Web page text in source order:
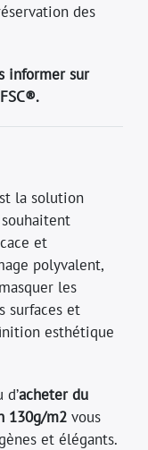
des
informer sur
la solution
et
polyvalent,
les
surfaces et
esthétique
acheter du
130g/m2 vous
et élégants.